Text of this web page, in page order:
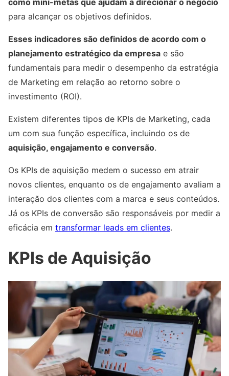
como mini-metas que ajudam a direcionar o negócio
para alcançar os objetivos definidos.
Esses indicadores são definidos de acordo com o
planejamento estratégico da empresa e são
fundamentais para medir o desempenho da estratégia
de Marketing em relação ao retorno sobre o
investimento (ROI).
Existem diferentes tipos de KPIs de Marketing, cada
um com sua função específica, incluindo os de
aquisição, engajamento e conversão.
Os KPIs de aquisição medem o sucesso em atrair
novos clientes, enquanto os de engajamento avaliam a
interação dos clientes com a marca e seus conteúdos.
Já os KPIs de conversão são responsáveis por medir a
eficácia em transformar leads em clientes.
KPIs de Aquisição